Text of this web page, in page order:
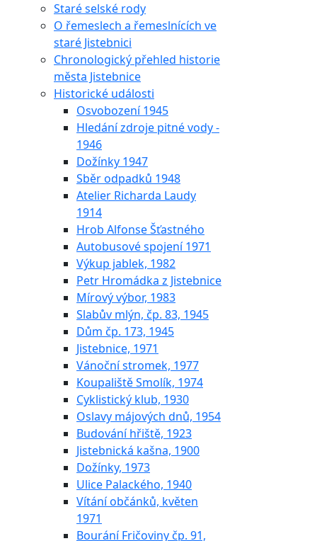
Staré selské rody
O řemeslech a řemeslnících ve
staré Jistebnici
Chronologický přehled historie
města Jistebnice
Historické události
Osvobození 1945
Hledání zdroje pitné vody -
1946
Dožínky 1947
Sběr odpadků 1948
Atelier Richarda Laudy
1914
Hrob Alfonse Šťastného
Autobusové spojení 1971
Výkup jablek, 1982
Petr Hromádka z Jistebnice
Mírový výbor, 1983
Slabův mlýn, čp. 83, 1945
Dům čp. 173, 1945
Jistebnice, 1971
Vánoční stromek, 1977
Koupaliště Smolík, 1974
Cyklistický klub, 1930
Oslavy májových dnů, 1954
Budování hřiště, 1923
Jistebnická kašna, 1900
Dožínky, 1973
Ulice Palackého, 1940
Vítání občánků, květen
1971
Bourání Fričoviny čp. 91,